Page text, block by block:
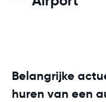
Belangrijke
huren van een